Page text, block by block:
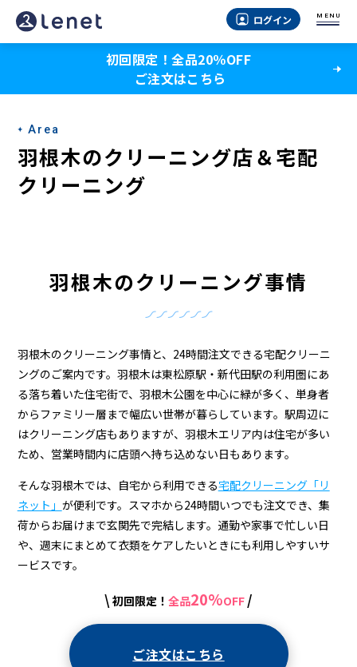
羽
根
の
ク
リ
ー
宅
配
ク
リ
ー
ニ
ン
グ
ログイン MENU
初回限定！全品20％OFF
ご注文はこちら
Area
羽根木のクリーニング店＆宅配
クリーニング
羽根木のクリーニング事情
羽根木のクリーニング事情と、24時間注文できる宅配クリーニ
ングのご案内です。羽根木は東松原駅・新代田駅の利用圏にあ
る落ち着いた住宅街で、羽根木公園を中心に緑が多く、単身者
からファミリー層まで幅広い世帯が暮らしています。駅周辺に
はクリーニング店もありますが、羽根木エリア内は住宅が多い
ため、営業時間内に店頭へ持ち込めない日もあります。
そんな羽根木では、自宅から利用できる宅配クリーニング「リ
ネット」 が便利です。スマホから24時間いつでも注文でき、集
荷からお届けまで玄関先で完結します。通勤や家事で忙しい日
や、週末にまとめて衣類をケアしたいときにも利用しやすいサ
ービスです。
\ 初回限定！ 全品20%OFF /
ご注文はこちら